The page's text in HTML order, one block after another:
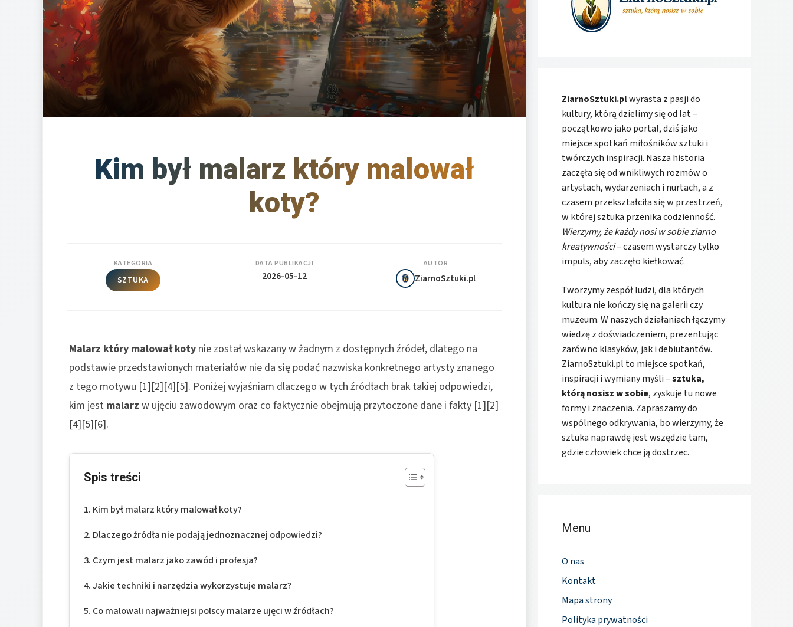
Kim był malarz który malował
koty?
KATEGORIA
SZTUKA
DATA PUBLIKACJI
2026-05-12
AUTOR
ZiarnoSztuki.pl
Malarz który malował koty nie został wskazany w żadnym z dostępnych źródeł, dlatego na
podstawie przedstawionych materiałów nie da się podać nazwiska konkretnego artysty znanego
z tego motywu [1][2][4][5]. Poniżej wyjaśniam dlaczego w tych źródłach brak takiej odpowiedzi,
kim jest malarz w ujęciu zawodowym oraz co faktycznie obejmują przytoczone dane i fakty [1][2]
[4][5][6].
Spis treści
Kim był malarz który malował koty?
Dlaczego źródła nie podają jednoznacznej odpowiedzi?
Czym jest malarz jako zawód i profesja?
Jakie techniki i narzędzia wykorzystuje malarz?
Co malowali najważniejsi polscy malarze ujęci w źródłach?
ZiarnoSztuki.plwyrasta z pasji do
kultury, którą dzielimy się od lat –
początkowo jako portal, dziś jako
miejsce spotkań miłośników sztuki i
twórczych inspiracji. Nasza historia
zaczęła się od wnikliwych rozmów o
artystach, wydarzeniach i nurtach, a z
czasem przekształciła się w przestrzeń,
w której sztuka przenika codzienność.
Wierzymy, że każdy nosi w sobie ziarno
kreatywności– czasem wystarczy tylko
impuls, aby zaczęło kiełkować.
Tworzymy zespół ludzi, dla których
kultura nie kończy się na galerii czy
muzeum. W naszych działaniach łączymy
wiedzę z doświadczeniem, prezentując
zarówno klasyków, jak i debiutantów.
ZiarnoSztuki.pl to miejsce spotkań,
inspiracji i wymiany myśli –sztuka,
którą nosisz w sobie, zyskuje tu nowe
formy i znaczenia. Zapraszamy do
wspólnego odkrywania, bo wierzymy, że
sztuka naprawdę jest wszędzie tam,
gdzie człowiek chce ją dostrzec.
Menu
O nas
Kontakt
Mapa strony
Polityka prywatności